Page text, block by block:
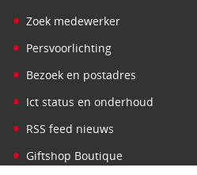
• Zoek medewerker
• Persvoorlichting
• Bezoek en postadres
• Ict status en onderhoud
• RSS feed nieuws
• Giftshop Boutique